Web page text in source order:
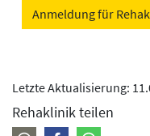
Anmeldung für
Letzte Aktualisierung:
Rehaklinik teilen